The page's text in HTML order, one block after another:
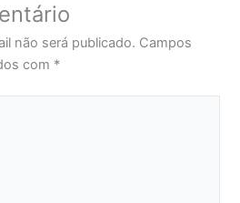
não será publicado. Campos
com *